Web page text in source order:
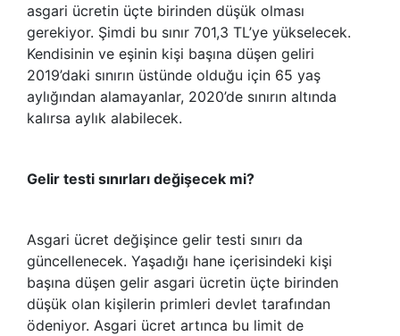
asgari ücretin üçte birinden düşük olması
gerekiyor. Şimdi bu sınır 701,3 TL’ye yükselecek.
Kendisinin ve eşinin kişi başına düşen geliri
2019’daki sınırın üstünde olduğu için 65 yaş
aylığından alamayanlar, 2020’de sınırın altında
kalırsa aylık alabilecek.
Gelir testi sınırları değişecek mi?
Asgari ücret değişince gelir testi sınırı da
güncellenecek. Yaşadığı hane içerisindeki kişi
başına düşen gelir asgari ücretin üçte birinden
düşük olan kişilerin primleri devlet tarafından
ödeniyor. Asgari ücret artınca bu limit de